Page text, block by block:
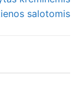
salotomis